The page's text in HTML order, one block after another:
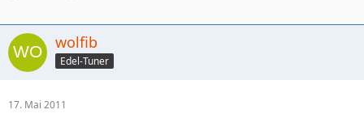
wolfib
Edel-Tuner
17. Mai 2011